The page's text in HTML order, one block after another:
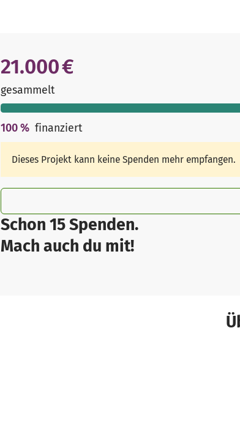
Schon 15 Spenden.
Mach auch du mit!
21.000 €
gesammelt
100% finanziert
Dieses Projekt kann keine Spenden mehr empfangen.